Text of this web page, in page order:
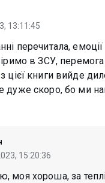
13:11:45
перечитала,
в ЗСУ,
книги вийде
дуже скоро, бо ми
15:20:36
моя хороша, за